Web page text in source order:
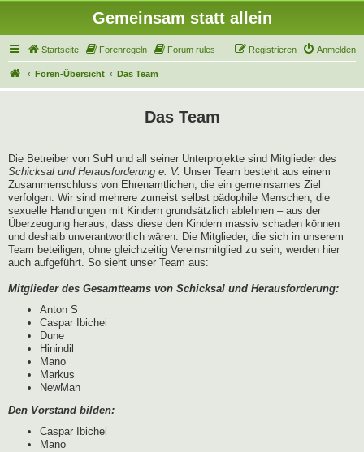
Gemeinsam statt allein
Startseite Forenregeln Forum rules Anmelden
Registrieren
Foren-Übersicht Das Team
Das Team
Die Betreiber von SuH und all seiner Unterprojekte sind Mitglieder des
Schicksal und Herausforderung e. V. Unser Team besteht aus einem
Zusammenschluss von Ehrenamtlichen, die ein gemeinsames Ziel
verfolgen. Wir sind mehrere zumeist selbst pädophile Menschen, die
sexuelle Handlungen mit Kindern grundsätzlich ablehnen – aus der
Überzeugung heraus, dass diese den Kindern massiv schaden können
und deshalb unverantwortlich wären. Die Mitglieder, die sich in unserem
Team beteiligen, ohne gleichzeitig Vereinsmitglied zu sein, werden hier
auch aufgeführt. So sieht unser Team aus:
Mitglieder des Gesamtteams von Schicksal und Herausforderung:
Anton S
Caspar Ibichei
Dune
Hinindil
Mano
Markus
NewMan
Den Vorstand bilden:
Caspar Ibichei
Mano